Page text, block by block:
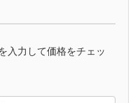
ゴージャグ ハッピー
入力して価格をチェッ